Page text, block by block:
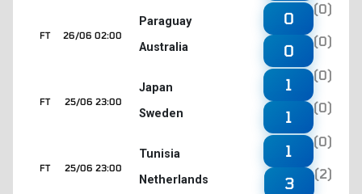
26/06 02:00
FT
Paraguay
Australia
0
(0)
0
(0)
25/06 23:00
FT
Japan
Sweden
1
(0)
1
(0)
25/06 23:00
FT
Tunisia
Netherlands
1
(0)
3
(2)